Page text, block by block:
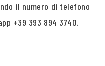
il numero di telefono
+39 393 894 3740.